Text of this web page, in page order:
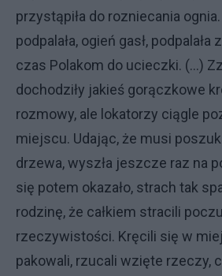
przystąpiła do rozniecania
podpalała, ogień gasł,
czas Polakom do ucieczki. (...)
dochodziły jakieś gorączkowe
rozmowy, ale lokatorzy ciągle
miejscu. Udając, że musi
drzewa, wyszła jeszcze raz na
się potem okazało, strach tak
rodzinę, że całkiem stracili
rzeczywistości. Kręcili się w
pakowali, rzucali wzięte rzeczy,